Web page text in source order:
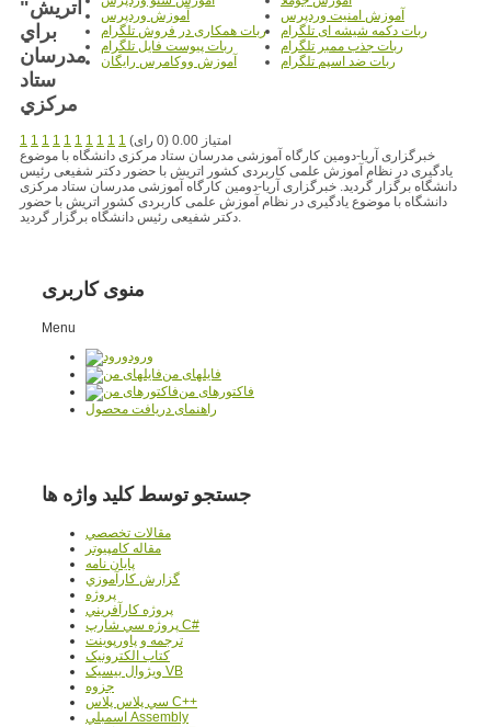
آموزش امنیت وردپرس
آموزش وردپرس
ربات دکمه شیشه ای تلگرام
ربات همکاری در فروش تلگرام
ربات جذب ممبر تلگرام
ربات پیوست فایل تلگرام
ربات ضد اسپم تلگرام
آموزش ووکامرس رایگان
اتريش"
براي
مدرسان
ستاد
مرکزي
1 1 1 1 1 1 1 1 1 1
امتیاز 0.00 (0 رای)
خبرگزاری آریا-دومین کارگاه آموزشی مدرسان ستاد مرکزی دانشگاه با موضوع
یادگیری در نظام آموزش علمی کاربردی کشور اتریش با حضور دکتر شفیعی رئیس
دانشگاه برگزار گردید. خبرگزاری آریا-دومین کارگاه آموزشی مدرسان ستاد مرکزی
دانشگاه با موضوع یادگیری در نظام آموزش علمی کاربردی کشور اتریش با حضور
دکتر شفیعی رئیس دانشگاه برگزار گردید.
منوی کاربری
Menu
ورود
فایلهای من
فاکتورهای من
راهنمای دریافت محصول
جستجو توسط کلید واژه ها
مقالات تخصصي
مقاله کامپیوتر
پایان نامه
گزارش کارآموزي
پروژه
پروژه کارآفريني
پروژه سي شارپ C#
ترجمه و پاورپوينت
کتاب الکترونيک
ويژوال بيسيک VB
جزوه
سي پلاس پلاس C++
اسمبلي Assembly